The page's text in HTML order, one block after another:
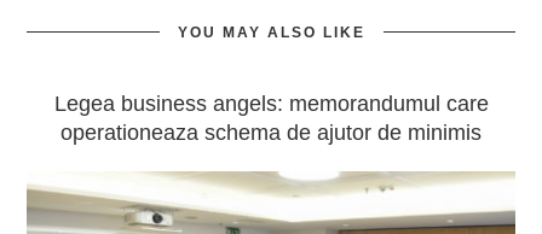
YOU MAY ALSO LIKE
Legea business angels: memorandumul care
operationeaza schema de ajutor de minimis